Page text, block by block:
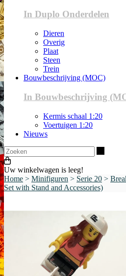
In Duplo Onderdelen
Dieren
Overig
Plaat
Steen
Trein
Bouwbeschrijving (MOC)
In Bouwbeschrijving
Kermis schaal 1:20
Voertuigen 1:20
Nieuws
Uw winkelwagen is leeg!
Home > Minifiguren > Serie 20 >
Set with Stand and Accessories)